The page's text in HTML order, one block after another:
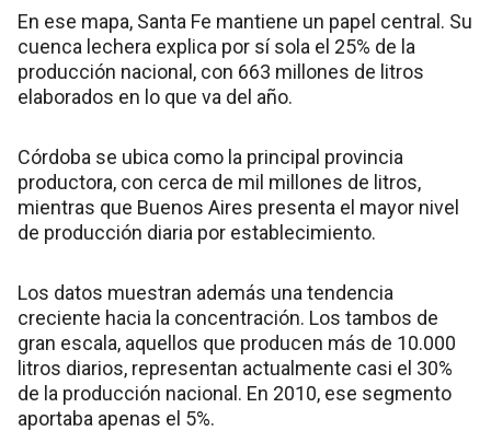
En ese mapa, Santa Fe mantiene un papel central. Su
cuenca lechera explica por sí sola el 25% de la
producción nacional, con 663 millones de litros
elaborados en lo que va del año.
Córdoba se ubica como la principal provincia
productora, con cerca de mil millones de litros,
mientras que Buenos Aires presenta el mayor nivel
de producción diaria por establecimiento.
Los datos muestran además una tendencia
creciente hacia la concentración. Los tambos de
gran escala, aquellos que producen más de 10.000
litros diarios, representan actualmente casi el 30%
de la producción nacional. En 2010, ese segmento
aportaba apenas el 5%.